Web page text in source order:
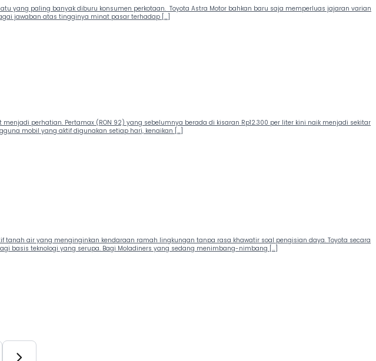
yang paling banyak diburu konsumen perkotaan. Toyota Astra Motor bahkan baru saja memperluas jajaran varian
jawaban atas tingginya minat pasar terhadap […]
perhatian. Pertamax (RON 92) yang sebelumnya berada di kisaran Rp12.300 per liter kini naik menjadi sekitar
mobil yang aktif digunakan setiap hari, kenaikan […]
air yang menginginkan kendaraan ramah lingkungan tanpa rasa khawatir soal pengisian daya. Toyota secara
basis teknologi yang serupa. Bagi Moladiners yang sedang menimbang-nimbang […]